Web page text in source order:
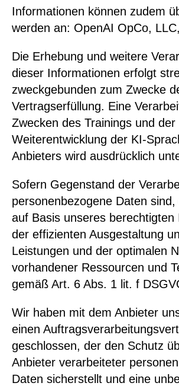
Informationen können zudem
werden an: OpenAI OpCo,
Die Erhebung und weitere
dieser Informationen erfolgt
zweckgebunden zum Zwecke
Vertragserfüllung. Eine
Zwecken des Trainings und der
Weiterentwicklung der KI-
Anbieters wird ausdrücklich
Sofern Gegenstand der
personenbezogene Daten
auf Basis unseres berechtigten
der effizienten Ausgestaltung
Leistungen und der optimalen
vorhandener Ressourcen und
gemäß Art. 6 Abs. 1 lit. f
Wir haben mit dem Anbieter
einen
geschlossen, der den Schutz
Anbieter verarbeiteter
Daten sicherstellt und eine